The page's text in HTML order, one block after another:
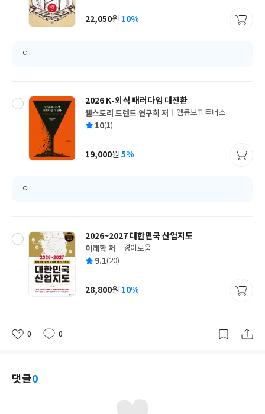
사
가
22,050원 10%
ㅇ
2026 K-외식 패러다임 대전환
글
쓴
웰스토리 트렌드 연구회 저
출
사
엠큐브파트너스
평 10(1)
가
19,000원 5%
ㅇ
2026~2027 대한민국 산업지도
글
쓴
이래학 저
출
사
경이로움
평 9.1(20)
가
28,800원 10%
좋
0
댓
0
작
댓글0